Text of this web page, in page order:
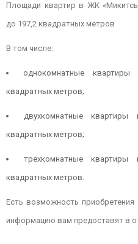
Площади квартир в ЖК
до 197,2 квадратных метров
В том числе:
однокомнатные
квадратных метров;
двухкомнатные
квадратных метров;
трехкомнатные
квадратных метров.
Есть возможность
информацию вам предоставят в